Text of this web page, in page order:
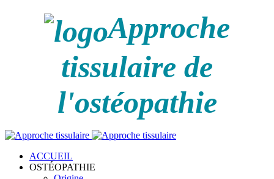
Approche
tissulaire de
l'ostéopathie
ACCUEIL
OSTÉOPATHIE